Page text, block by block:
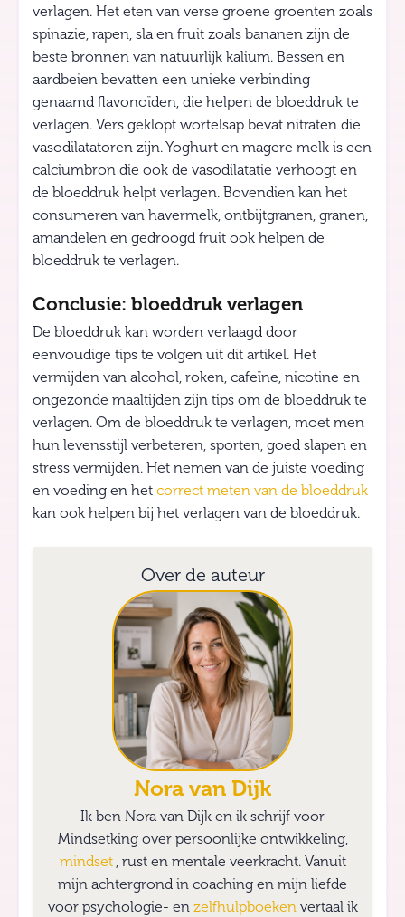
verlagen. Het eten van verse groene groenten zoals
spinazie, rapen, sla en fruit zoals bananen zijn de
beste bronnen van natuurlijk kalium. Bessen en
aardbeien bevatten een unieke verbinding
genaamd flavonoïden, die helpen de bloeddruk te
verlagen. Vers geklopt wortelsap bevat nitraten die
vasodilatatoren zijn. Yoghurt en magere melk is een
calciumbron die ook de vasodilatatie verhoogt en
de bloeddruk helpt verlagen. Bovendien kan het
consumeren van havermelk, ontbijtgranen, granen,
amandelen en gedroogd fruit ook helpen de
bloeddruk te verlagen.
Conclusie: bloeddruk verlagen
De bloeddruk kan worden verlaagd door
eenvoudige tips te volgen uit dit artikel. Het
vermijden van alcohol, roken, cafeïne, nicotine en
ongezonde maaltijden zijn tips om de bloeddruk te
verlagen. Om de bloeddruk te verlagen, moet men
hun levensstijl verbeteren, sporten, goed slapen en
stress vermijden. Het nemen van de juiste voeding
en voeding en het correct meten van de bloeddruk
kan ook helpen bij het verlagen van de bloeddruk.
Over de auteur
Nora van Dijk
Ik ben Nora van Dijk en ik schrijf voor
Mindsetking over persoonlijke ontwikkeling,
mindset , rust en mentale veerkracht. Vanuit
mijn achtergrond in coaching en mijn liefde
voor psychologie- en zelfhulpboeken vertaal ik